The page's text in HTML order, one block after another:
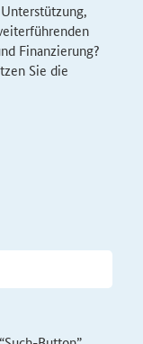
Finanzierung?
Sie die